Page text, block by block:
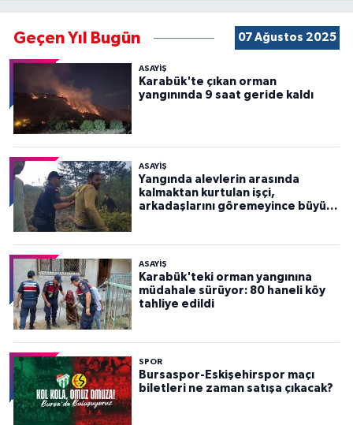
Geçen Yıl Bugün 07 Ağustos 2025
ASAYİŞ
Karabük'te çıkan orman
yangınında 9 saat geride kaldı
ASAYİŞ
Yangında alevlerin arasında
kalmaktan kurtulan işçi,
arkadaşlarını göremeyince büyük
ASAYİŞ
Karabük'teki orman yangınına
müdahale sürüyor: 80 haneli köy
tahliye edildi
SPOR
Bursaspor-Eskişehirspor maçı
biletleri ne zaman satışa çıkacak?